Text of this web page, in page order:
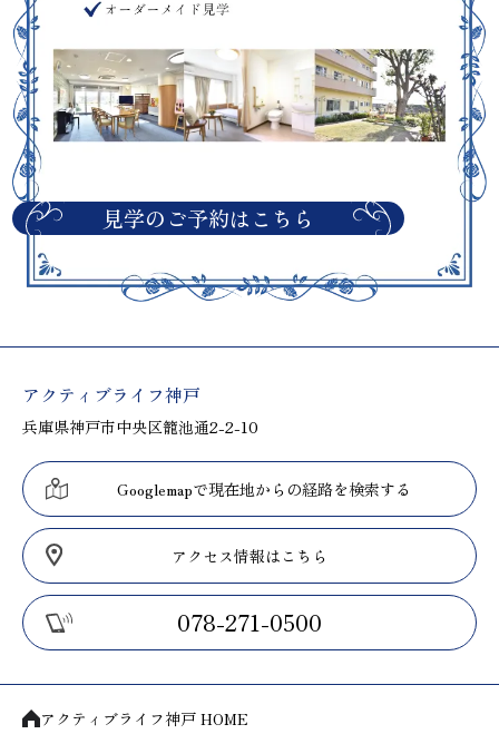
見学のご予約はこちら
アクティブライフ神戸
兵庫県神戸市中央区籠池通2-2-10
Googlemapで現在地からの経路を検索する
アクセス情報はこちら
078-271-0500
アクティブライフ神戸 HOME